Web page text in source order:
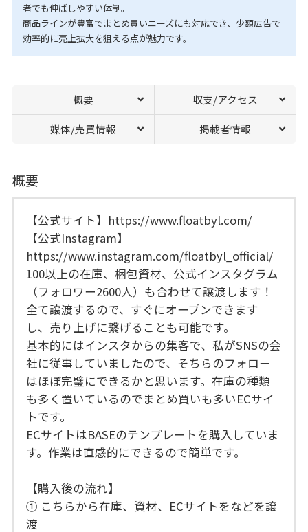
者でも伸ばしやすい体制。
商品ラインが豊富でまとめ買いニーズにも対応でき、少額広告で
効率的に売上拡大を狙える点が魅力です。
概要 収支/アクセス
媒体/売買情報 掲載者情報
概要
【公式サイト】https://www.floatbyl.com/
【公式Instagram】
https://www.instagram.com/floatbyl_official/
100以上の在庫、梱包資材、公式インスタグラム
（フォロワー2600人）も合わせて譲渡します！
全て譲渡するので、すぐにオープンできます
し、売り上げに繋げることも可能です。
基本的にはインスタからの集客で、私がSNSの会
社に従事していましたので、そちらのフォロー
はほぼ完璧にできるかと思います。在庫の種類
も多く置いているのでまとめ買いも多いECサイ
トです。
ECサイトはBASEのテンプレートを購入していま
す。作業は直感的にできるので簡単です。
【購入後の流れ】
① こちらから在庫、資材、ECサイトをなどを譲
渡